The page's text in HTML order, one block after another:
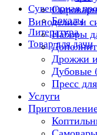
Сувенирная
Бокалы
Литература
Товар для дачи
Виноделие и
Наборы
Дрожжи и
Дубовые
Пресс
Услуги